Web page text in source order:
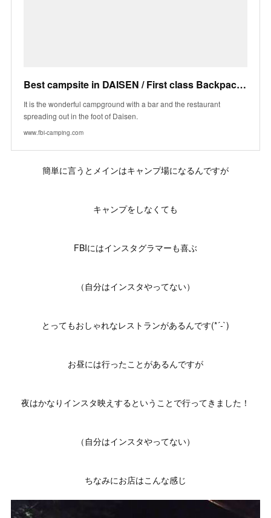
Best campsite in DAISEN / First class Backpackers Inn.
It is the wonderful campground with a bar and the restaurant
spreading out in the foot of Daisen.
www.fbi-camping.com
簡単に言うとメインはキャンプ場になるんですが
キャンプをしなくても
FBIにはインスタグラマーも喜ぶ
（自分はインスタやってない）
とってもおしゃれなレストランがあるんです(*´-`)
お昼には行ったことがあるんですが
夜はかなりインスタ映えするということで行ってきました！
（自分はインスタやってない）
ちなみにお店はこんな感じ